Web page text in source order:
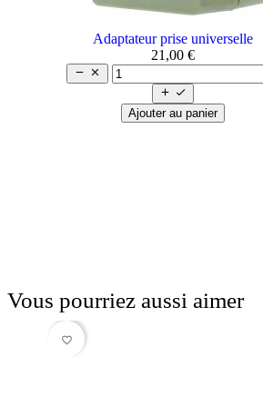
Adaptateur prise universelle
21,00 €




Ajouter au panier
Vous pourriez aussi aimer
favorite_border